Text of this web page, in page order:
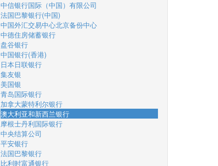
中信银行国际（中国）有限公司
法国巴黎银行(中国)
中国外汇交易中心北京备份中心
中德住房储蓄银行
盘谷银行
中国银行(香港)
日本日联银行
集友银
美国银
青岛国际银行
加拿大蒙特利尔银行
澳大利亚和新西兰银行
摩根士丹利国际银行
中央结算公司
平安银行
法国巴黎银行
比利时富通银行